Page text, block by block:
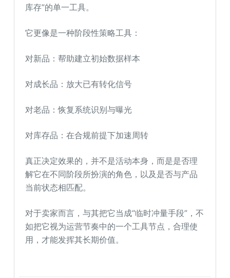
库存”的单一工具。
它更像是一种阶段性策略工具：
对新品：帮助建立初始数据样本
对成长品：放大已有转化信号
对老品：恢复系统识别与曝光
对库存品：在合规前提下加速周转
真正决定效果的，并不是活动本身，而是是否理
解它在不同阶段所扮演的角色，以及是否与产品
当前状态相匹配。
对于卖家而言，与其把它当成“临时冲量手段”，不
如把它视为运营节奏中的一个工具节点，合理使
用，才能发挥其长期价值。